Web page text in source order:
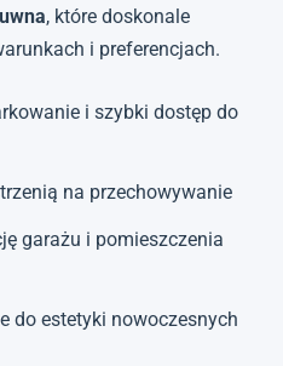
, które doskonale
i preferencjach.
i szybki dostęp do
na przechowywanie
garażu i pomieszczenia
do estetyki nowoczesnych